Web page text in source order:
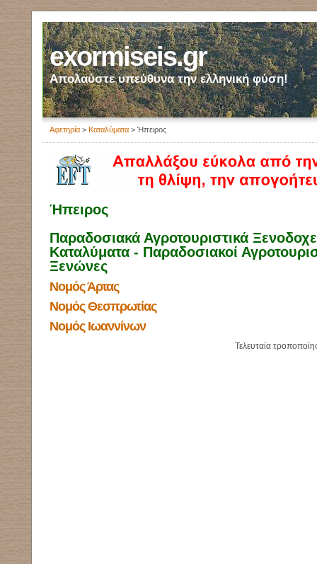
exormiseis.gr
Απολαύστε υπεύθυνα την ελληνική φύση!
Αφετηρία > Καταλύματα > Ήπειρος
Ήπειρος
Παραδοσιακά Αγροτουριστικά
Καταλύματα - Παραδοσιακοί
Ξενώνες
Νομός Άρτας
Νομός Θεσπρωτίας
Νομός Ιωαννίνων
Τελευταία